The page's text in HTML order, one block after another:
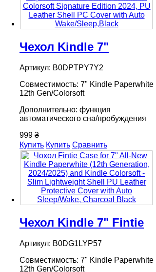
Чехол Kindle 7"
Артикул: B0DPTPY7Y2
Совместимость: 7" Kindle Paperwhite
12th Gen/Colorsoft
Дополнительно: функция
автоматического сна/пробуждения
999 ₴
Купить Купить Сравнить
Чехол Kindle 7" Fintie
Артикул: B0DG1LYP57
Совместимость: 7" Kindle Paperwhite
12th Gen/Colorsoft